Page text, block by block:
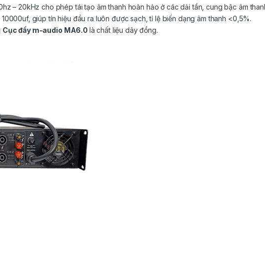
– 20kHz cho phép tái tạo âm thanh hoàn hảo ở các dải tần, cung bậc âm
giúp tín hiệu đầu ra luôn được sạch, tỉ lệ biến dạng âm thanh <0,5%.
Cục đẩy m-audio MA6.0 là chất liệu dây đồng.